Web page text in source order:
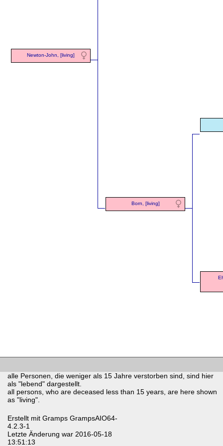
Newton-John, [living]
Born, [living]
alle Personen, die weniger als 15 Jahre verstorben sind, sind hier
als "lebend" dargestellt.
all persons, who are deceased less than 15 years, are here shown
as "living".
Erstellt mit Gramps GrampsAIO64-
4.2.3-1
Letzte Änderung war 2016-05-18
13:51:13